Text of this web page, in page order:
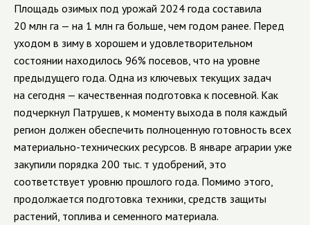
Площадь озимых под урожай 2024 года составила
20 млн га — на 1 млн га больше, чем годом ранее. Перед
уходом в зиму в хорошем и удовлетворительном
состоянии находилось 96% посевов, что на уровне
предыдущего года. Одна из ключевых текущих задач
на сегодня — качественная подготовка к посевной. Как
подчеркнул Патрушев, к моменту выхода в поля каждый
регион должен обеспечить полноценную готовность всех
материально-технических ресурсов. В январе аграрии уже
закупили порядка 200 тыс. т удобрений, это
соответствует уровню прошлого года. Помимо этого,
продолжается подготовка техники, средств защиты
растений, топлива и семенного материала.